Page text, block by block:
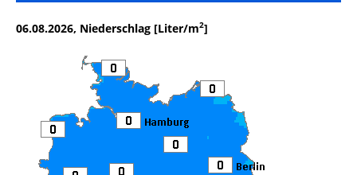
06.08.2026, Niederschlag [Liter/m2]